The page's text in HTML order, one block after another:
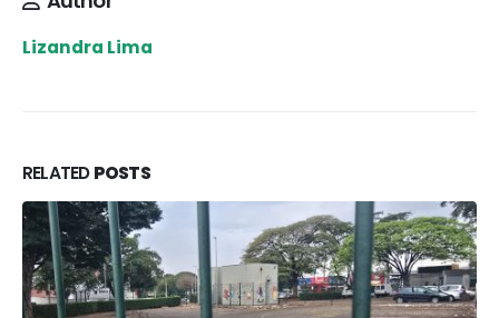
Lizandra Lima
RELATEDPOSTS